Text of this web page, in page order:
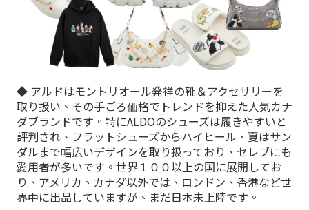
◆ アルドはモントリオール発祥の靴＆アクセサリーを
取り扱い、その手ごろ価格でトレンドを抑えた人気カナ
ダブランドです。特にALDOのシューズは履きやすいと
評判され、フラットシューズからハイヒール、夏はサン
ダルまで幅広いデザインを取り扱っており、セレブにも
愛用者が多いです。世界１００以上の国に展開してお
り、アメリカ、カナダ以外では、ロンドン、香港など世
界中に出品していますが、まだ日本未上陸です。